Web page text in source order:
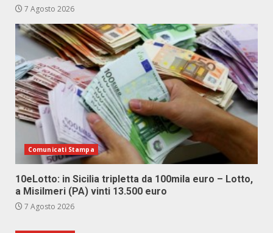
7 Agosto 2026
Comunicati Stampa
10eLotto: in Sicilia tripletta da 100mila euro – Lotto,
a Misilmeri (PA) vinti 13.500 euro
7 Agosto 2026